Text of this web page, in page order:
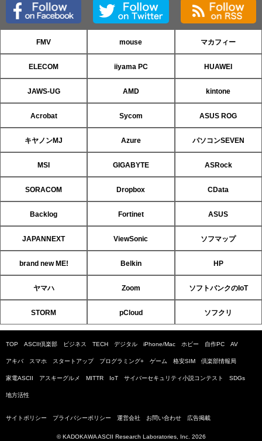
FMV mouse マカフィー
ELECOM iiyama PC HUAWEI
JAWS-UG AMD kintone
Acrobat Sycom ASUS ROG
キヤノンMJ Azure パソコンSEVEN
MSI GIGABYTE ASRock
SORACOM Dropbox CData
Backlog Fortinet ASUS
JAPANNEXT ViewSonic ソフマップ
brand new ME! Belkin HP
ヤマハ Zoom ソフトバンクのIoT
STORM pCloud ソフクリ
TOP ASCII倶楽部 ビジネス TECH デジタル iPhone/Mac ホビー 自作PC AV
アキバ スマホ スタートアップ プログラミング+ ゲーム 格安SIM 倶楽部情報局
家電ASCII アスキーグルメ MITTR IoT サイバーセキュリティ小説コンテスト SDGs
地方活性
サイトポリシー プライバシーポリシー 運営会社 お問い合わせ 広告掲載
© KADOKAWA ASCII Research Laboratories, Inc. 2026